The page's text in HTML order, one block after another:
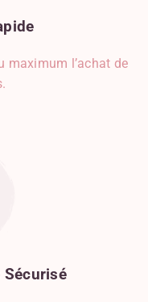
maximum l’achat de
Sécurisé